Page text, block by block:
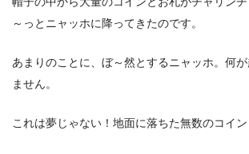
～っとニャッホに降ってきたのです。
あまりのことに、ぼ～然とするニャッホ。何
ません。
これは夢じゃない！地面に落ちた無数のコイン